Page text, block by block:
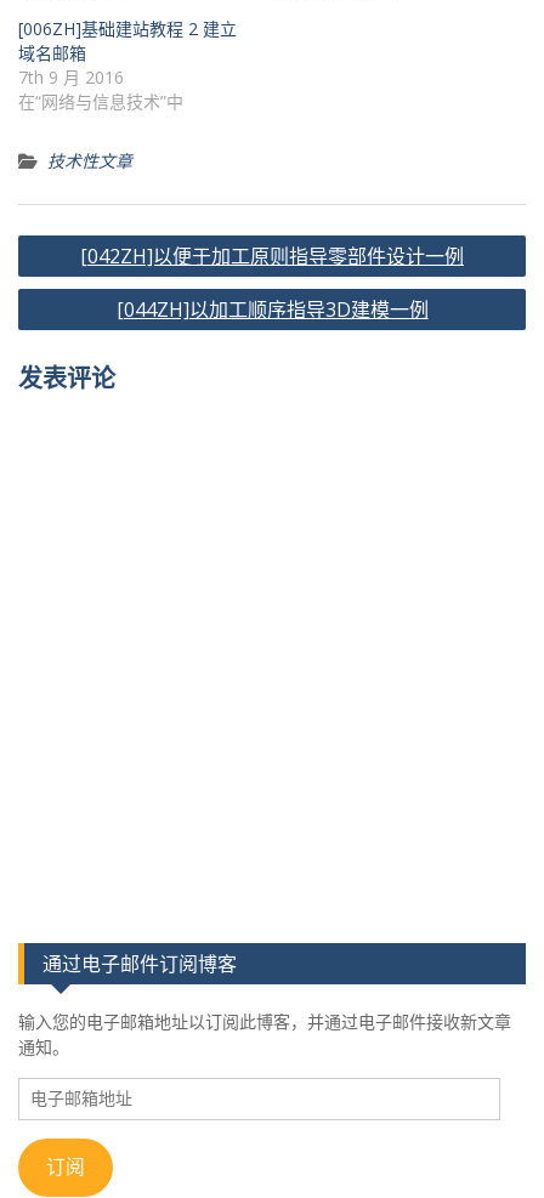
[006ZH]基础建站教程 2 建立
域名邮箱
7th 9 月 2016
在“网络与信息技术”中
技术性文章
文
章
[042ZH]以便于加工原则指导零部件设计一例
[044ZH]以加工顺序指导3D建模一例
发表评论
通过电子邮件订阅博客
输入您的电子邮箱地址以订阅此博客，并通过电子邮件接收新文章
通知。
电
子
邮
箱
地
订阅